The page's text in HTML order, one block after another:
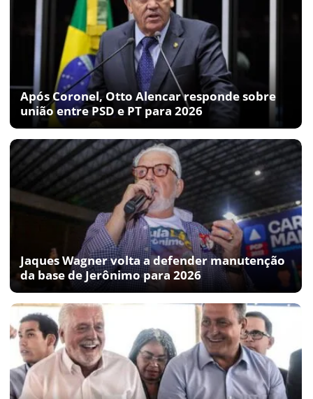
Após Coronel, Otto Alencar responde sobre
união entre PSD e PT para 2026
Jaques Wagner volta a defender manutenção
da base de Jerônimo para 2026